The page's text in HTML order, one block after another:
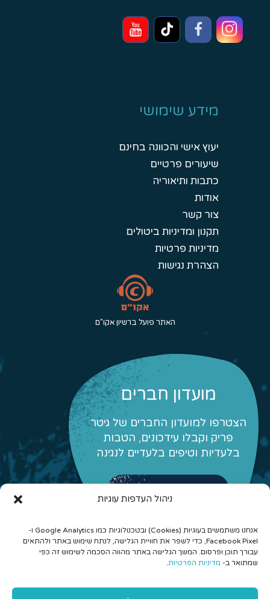
ניהול העדפות עוגיות
אנחנו משתמשים בעוגיות (Cookies) ובטכנולוגיות כמו Google Analytics ו-
Facebook Pixel, כדי לשפר את חוויית הגלישה, לנתח שימוש באתר ולהתאים
עבורך תוכן ופרסום. המשך הגלישה באתר מהווה הסכמה לשימוש זה כפי
שמתואר ב- מדיניות הפרטיות.
מידע שימושי
יעוץ אישי והכוונה בחינם
שיעורים פרטיים
כתבות ותיאוריה
אודות
צור קשר
תקנון ומדיניות ביטולים
מדיניות פרטיות
הצהרת נגישות
האתר פועל ברשיון אקו"ם
מועדון חברים
הצטרפו למועדון החברים של גיטר
פריק וקבלו עידכונים, הטבות
בלעדיות וטיפים בלעדיים לנגינה
לפרטים והצטרפות
© 2026 כל הזכויות שמורות לגיטר פריק - לימוד גיטרה אונליין